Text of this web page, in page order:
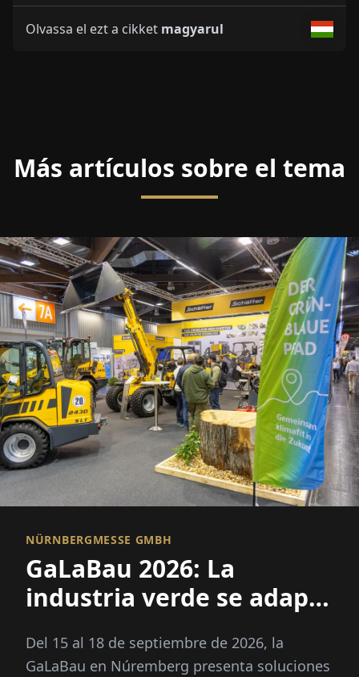
Olvassa el ezt a cikket magyarul
Más artículos sobre el tema
NÜRNBERGMESSE GMBH
GaLaBau 2026: La
industria verde se adapta
Del 15 al 18 de septiembre de 2026, la
GaLaBau en Núremberg presenta soluciones